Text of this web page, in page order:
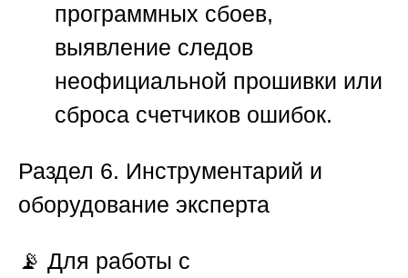
программных сбоев,
выявление следов
неофициальной прошивки или
сброса счетчиков ошибок.
Раздел 6. Инструментарий и
оборудование эксперта
📡 Для работы с